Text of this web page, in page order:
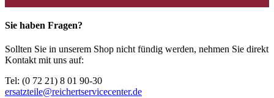
Sie haben Fragen?
Sollten Sie in unserem Shop nicht fündig werden, nehmen Sie direkt
Kontakt mit uns auf:
Tel: (0 72 21) 8 01 90-30
ersatzteile@reichertservicecenter.de